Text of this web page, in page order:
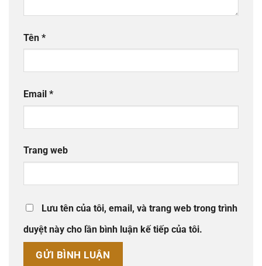
Tên *
Email *
Trang web
Lưu tên của tôi, email, và trang web trong trình
duyệt này cho lần bình luận kế tiếp của tôi.